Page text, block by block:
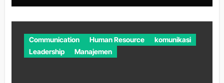
Communication Human Resource
komunikasi
Leadership
Manajemen